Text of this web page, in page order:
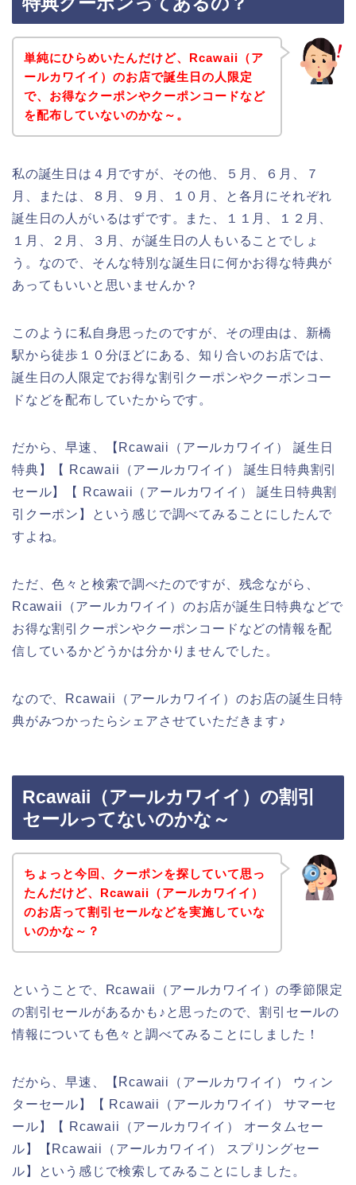
単純にひらめいたんだけど、Rcawaii（ア
ールカワイイ）のお店で誕生日の人限定
で、お得なクーポンやクーポンコードなど
を配布していないのかな～。
私の誕生日は４月ですが、その他、５月、６月、７
月、または、８月、９月、１０月、と各月にそれぞれ
誕生日の人がいるはずです。また、１１月、１２月、
１月、２月、３月、が誕生日の人もいることでしょ
う。なので、そんな特別な誕生日に何かお得な特典が
あってもいいと思いませんか？
このように私自身思ったのですが、その理由は、新橋
駅から徒歩１０分ほどにある、知り合いのお店では、
誕生日の人限定でお得な割引クーポンやクーポンコー
ドなどを配布していたからです。
だから、早速、【Rcawaii（アールカワイイ） 誕生日
特典】【 Rcawaii（アールカワイイ） 誕生日特典割引
セール】【 Rcawaii（アールカワイイ） 誕生日特典割
引クーポン】という感じで調べてみることにしたんで
すよね。
ただ、色々と検索で調べたのですが、残念ながら、
Rcawaii（アールカワイイ）のお店が誕生日特典などで
お得な割引クーポンやクーポンコードなどの情報を配
信しているかどうかは分かりませんでした。
なので、Rcawaii（アールカワイイ）のお店の誕生日特
典がみつかったらシェアさせていただきます♪
Rcawaii（アールカワイイ）の割引
セールってないのかな～
ちょっと今回、クーポンを探していて思っ
たんだけど、Rcawaii（アールカワイイ）
のお店って割引セールなどを実施していな
いのかな～？
ということで、Rcawaii（アールカワイイ）の季節限定
の割引セールがあるかも♪と思ったので、割引セールの
情報についても色々と調べてみることにしました！
だから、早速、【Rcawaii（アールカワイイ） ウィン
ターセール】【 Rcawaii（アールカワイイ） サマーセ
ール】【 Rcawaii（アールカワイイ） オータムセー
ル】【Rcawaii（アールカワイイ） スプリングセー
ル】という感じで検索してみることにしました。